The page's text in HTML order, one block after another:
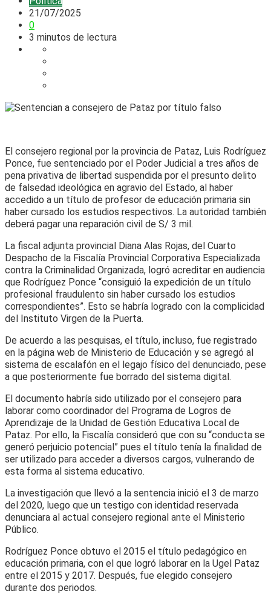
21/07/2025
0
3 minutos de lectura
El consejero regional por la provincia de Pataz, Luis Rodríguez
Ponce, fue sentenciado por el Poder Judicial a tres años de
pena privativa de libertad suspendida por el presunto delito
de falsedad ideológica en agravio del Estado, al haber
accedido a un título de profesor de educación primaria sin
haber cursado los estudios respectivos. La autoridad también
deberá pagar una reparación civil de S/ 3 mil.
La fiscal adjunta provincial Diana Alas Rojas, del Cuarto
Despacho de la Fiscalía Provincial Corporativa Especializada
contra la Criminalidad Organizada, logró acreditar en audiencia
que Rodríguez Ponce “consiguió la expedición de un título
profesional fraudulento sin haber cursado los estudios
correspondientes”. Esto se habría logrado con la complicidad
del Instituto Virgen de la Puerta.
De acuerdo a las pesquisas, el título, incluso, fue registrado
en la página web de Ministerio de Educación y se agregó al
sistema de escalafón en el legajo físico del denunciado, pese
a que posteriormente fue borrado del sistema digital.
El documento habría sido utilizado por el consejero para
laborar como coordinador del Programa de Logros de
Aprendizaje de la Unidad de Gestión Educativa Local de
Pataz. Por ello, la Fiscalía consideró que con su “conducta se
generó perjuicio potencial” pues el título tenía la finalidad de
ser utilizado para acceder a diversos cargos, vulnerando de
esta forma al sistema educativo.
La investigación que llevó a la sentencia inició el 3 de marzo
del 2020, luego que un testigo con identidad reservada
denunciara al actual consejero regional ante el Ministerio
Público.
Rodríguez Ponce obtuvo el 2015 el título pedagógico en
educación primaria, con el que logró laborar en la Ugel Pataz
entre el 2015 y 2017. Después, fue elegido consejero
durante dos periodos.